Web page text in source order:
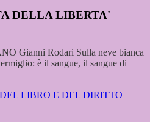
DELLA LIBERTA'
Gianni Rodari Sulla neve bianca
è il sangue, il sangue di